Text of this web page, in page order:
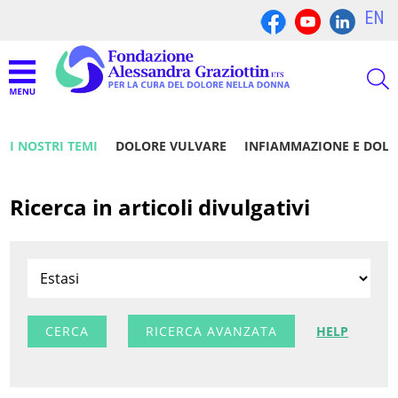
EN
I NOSTRI TEMI DOLORE VULVARE INFIAMMAZIONE E
Ricerca in articoli divulgativi
RICERCA AVANZATA HELP